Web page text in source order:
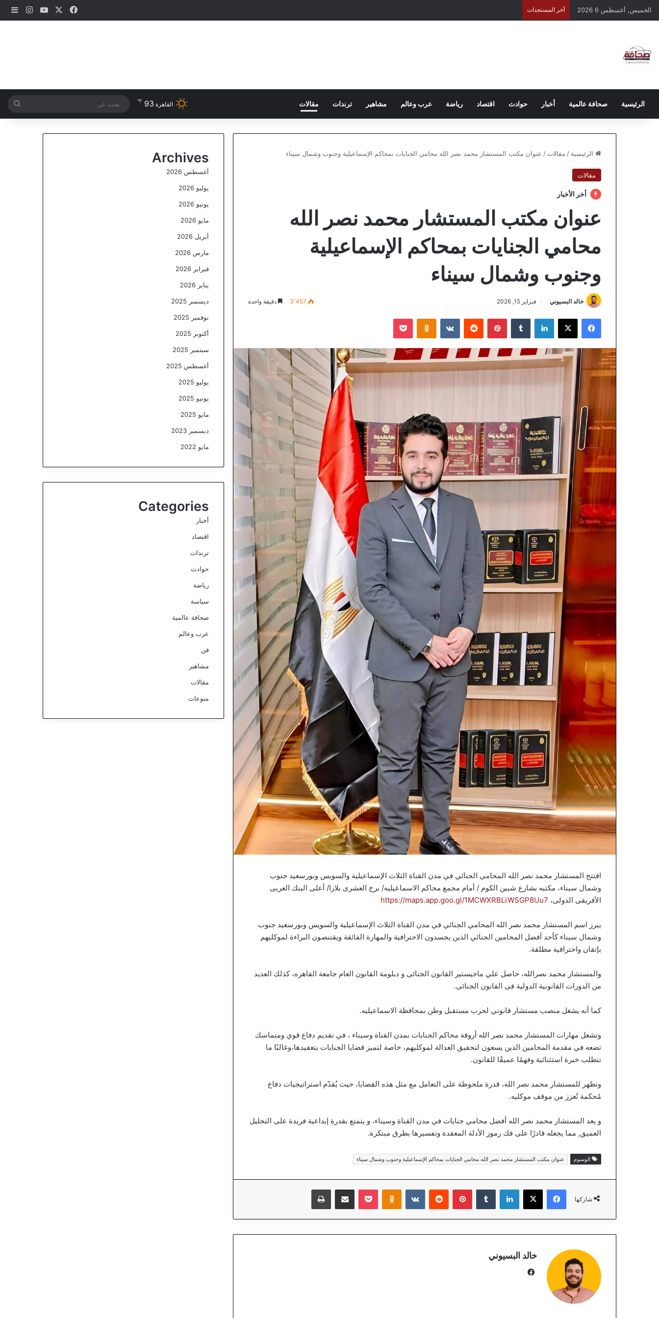
الخميس, أغسطس 6 2026 أخر المستجدات فيسبوك ‫YouTube
الرئيسية صحافة عالمية أخبار حوادث اقتصاد رياضة عرب وعالم مشاهير ترندات مقالات القاهرة 93
℉
عن
الرئيسية / مقالات / عنوان مكتب المستشار محمد نصر الله محامي الجنايات بمحاكم الإسماعيلية وجنوب وشمال سيناء
مقالات
أخر الأخبار
عنوان مكتب المستشار محمد نصر الله
محامي الجنايات بمحاكم الإسماعيلية
وجنوب وشمال سيناء
خالد البسيوني فبراير 15, 2026 3٬457 دقيقة واحدة
فيسبوك لينكدإن بينتيريست
افتتح المستشار محمد نصر الله المحامي الجنائي في مدن القناة الثلاث الإسماعيلية والسويس وبورسعيد جنوب
وشمال سيناء، مكتبه بشارع شبين الكوم / أمام مجمع محاكم الاسماعيليه/ برج العشرى بلازا/ أعلى البنك العربى
الأفريقى الدولى، https://maps.app.goo.gl/1MCWXRBLiWSGP8Uu7
يبرز اسم المستشار محمد نصر الله المحامي الجنائي في مدن القناة الثلاث الإسماعيلية والسويس وبورسعيد جنوب
وشمال سيناء كأحد أفضل المحامين الجنائي الذين يجسدون الاحترافية والمهارة الفائقة ويقتنصون البراءة لموكليهم
بإتقان واحترافية مطلقة.
والمستشار محمد نصرالله، حاصل علي ماجيستير القانون الجنائى و دبلومة القانون العام جامعة القاهره، كذلك العديد
من الدورات القانونية الدولية فى القانون الجنائى.
كما أنه يشغل منصب مستشار قانوني لحزب مستقبل وطن بمحافظة الاسماعيليه.
وتشعل مهارات المستشار محمد نصر الله أروقة محاكم الجنايات بمدن القناة وسيناء ، في تقديم دفاع قوي ومتماسك
تضعه في مقدمة المحامين الذين يسعون لتحقيق العدالة لموكليهم، خاصة لتميز قضايا الجنايات بتعقيدها،وغالبًا ما
تتطلب خبرة استثنائية وفهمًا عميقًا للقانون.
وتظهر للمستشار محمد نصر الله، قدرة ملحوظة على التعامل مع مثل هذه القضايا، حيث يُقدّم استراتيجيات دفاع
مُحكمة تُعزز من موقف موكليه.
و يعد المستشار محمد نصر الله أفضل محامي جنايات في مدن القناة وسيناء، و يتمتع بقدرة إبداعية فريدة على التحليل
العميق, مما يجعله قادرًا على فك رموز الأدلة المعقدة وتفسيرها بطرق مبتكرة.
الوسوم عنوان مكتب المستشار محمد نصر الله محامي الجنايات بمحاكم الإسماعيلية وجنوب وشمال سيناء
شاركها
فيسبوك لينكدإن بينتيريست
خالد البسيوني
Archives
أغسطس 2026
يوليو 2026
يونيو 2026
مايو 2026
أبريل 2026
مارس 2026
فبراير 2026
يناير 2026
ديسمبر 2025
نوفمبر 2025
أكتوبر 2025
سبتمبر 2025
أغسطس 2025
يوليو 2025
يونيو 2025
مايو 2025
ديسمبر 2023
مايو 2022
Categories
أخبار
اقتصاد
ترندات
حوادث
رياضة
سياسة
صحافة عالمية
عرب وعالم
فن
مشاهير
مقالات
منوعات